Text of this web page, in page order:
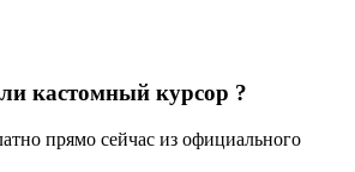
кастомный курсор ?
прямо сейчас из официального